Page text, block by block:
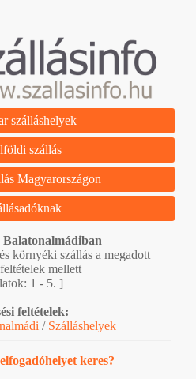
szálláshelyek
szállás
Magyarországon
környéki szállás a megadott
mellett
1 - 5. ]
feltételek:
/ Szálláshelyek
keres?